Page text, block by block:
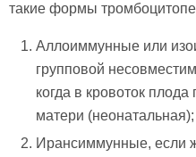
такие формы
Аллоиммунные или
групповой
когда в кровоток
матери (неонатальная);
Ирансиммунные, если